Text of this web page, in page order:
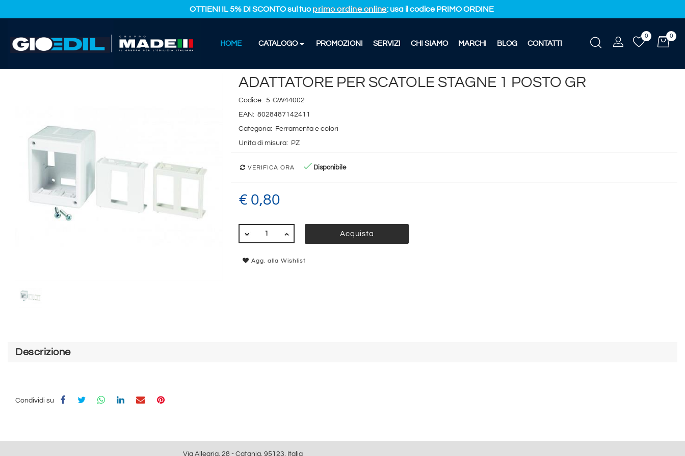
OTTIENI IL 5% DI SCONTO sul tuoprimo ordine online: usa il codice PRIMO ORDINE
HOME CATALOGO PROMOZIONI SERVIZI CHI SIAMO MARCHI BLOG CONTATTI
0
0
HOME
CATALOGO PRODOTTI FERRAMENTA E COLORI ADATTATORE PER SCATOLE STAGNE 1 POSTO GR
ADATTATORE PER SCATOLE STAGNE 1 POSTO GR
Codice: 5-GW44002
EAN: 8028487142411
Categoria:
Ferramenta e colori
Unita di misura:
PZ
VERIFICA ORA Disponibile
€ 0,80
Acquista
Agg. alla Wishlist
Descrizione
Condividi su
Via Allegria, 28 - Catania, 95123, Italia